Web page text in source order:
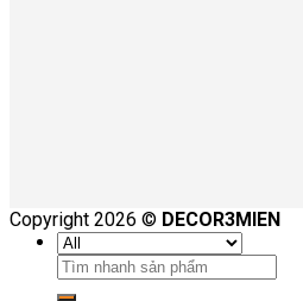
Copyright 2026 © DECOR3MIEN
Tìm
kiếm: